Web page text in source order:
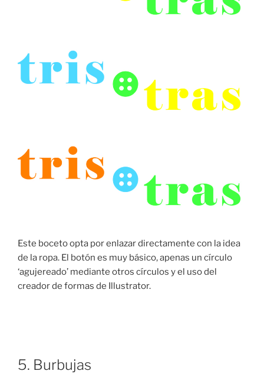
Este boceto opta por enlazar directamente con la idea
de la ropa. El botón es muy básico, apenas un círculo
‘agujereado’ mediante otros círculos y el uso del
creador de formas de Illustrator.
5. Burbujas